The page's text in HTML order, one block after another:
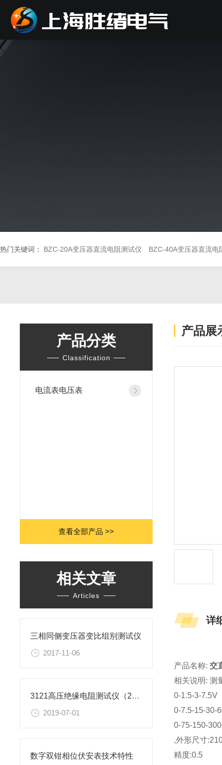
热门关键词： BZC-20A变压器直流电阻测试仪 BZC-40A变压器直流电
产品分类
Classification
电流表电压表
查看全部产品 >>
相关文章
Articles
三相同侧变压器变比组别测试仪
2017-11-06
3121高压绝缘电阻测试仪（2500V）
2019-07-01
数字双钳相位伏安表技术特性
产品展
详
产品名称:交
相关说明: 测
0-1.5-3-7.5V
0-7.5-15-30-
0-75-150-
,外形尺寸
精度:0.5